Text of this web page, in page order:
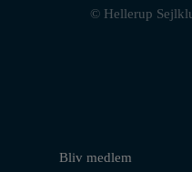
© Hellerup
Bliv medlem